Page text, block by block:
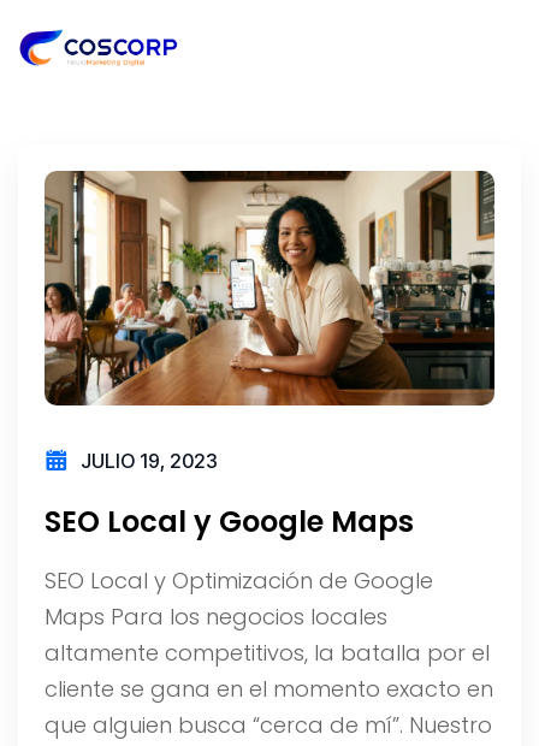
JULIO 19, 2023
SEO Local y Google Maps
SEO Local y Optimización de Google
Maps Para los negocios locales
altamente competitivos, la batalla por el
cliente se gana en el momento exacto en
que alguien busca “cerca de mí”. Nuestro